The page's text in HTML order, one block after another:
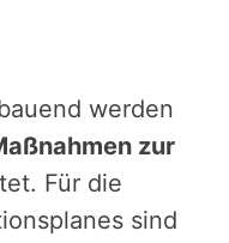
werden
zur
Für die
sind